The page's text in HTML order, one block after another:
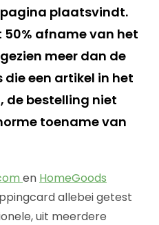
pagina plaatsvindt.
afname van het
meer dan de
een artikel in het
de bestelling niet
toename van
en HomeGoods
allebei getest
uit meerdere